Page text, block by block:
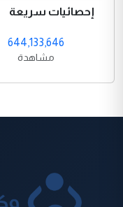
إحصائيات سريعة
644,133,646
مشاهدة